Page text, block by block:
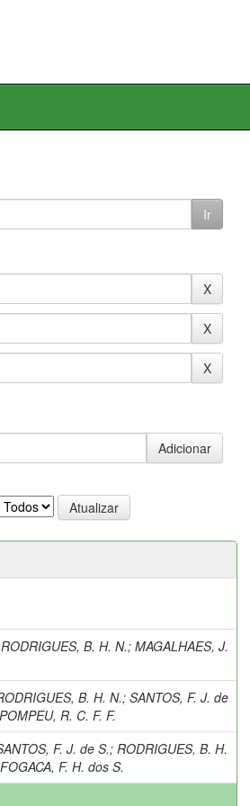
RODRIGUES, B. H. N.;MAGALHAES, J.
B. H. N.;SANTOS, F. J. de
POMPEU, R. C. F. F.
F. J. de S.; RODRIGUES, B. H.
FOGACA, F. H. dos S.